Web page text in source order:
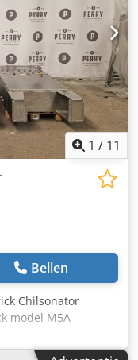
1 / 11
Bellen
Chilsonator
model M5A
Fitzpatrick
van roestvrij